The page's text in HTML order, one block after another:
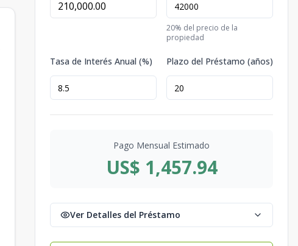
20% del precio de la
propiedad
Tasa de Interés Anual (%) Plazo del Préstamo (años)
Pago Mensual Estimado
US$ 1,457.94
Ver Detalles del Préstamo